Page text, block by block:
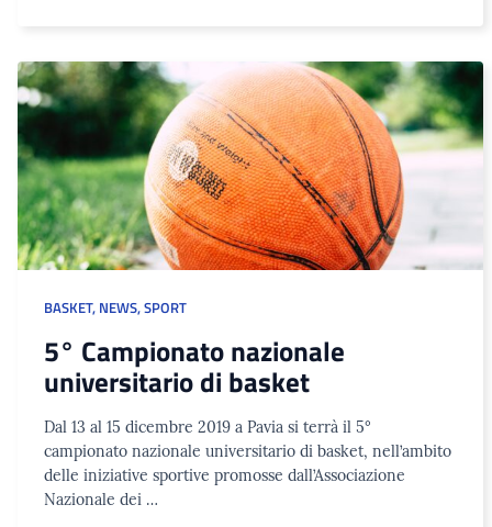
BASKET, NEWS,SPORT
5° Campionato nazionale
universitario di basket
Dal 13 al 15 dicembre 2019 a Pavia si terrà il 5°
campionato nazionale universitario di basket, nell’ambito
delle iniziative sportive promosse dall’Associazione
Nazionale dei …